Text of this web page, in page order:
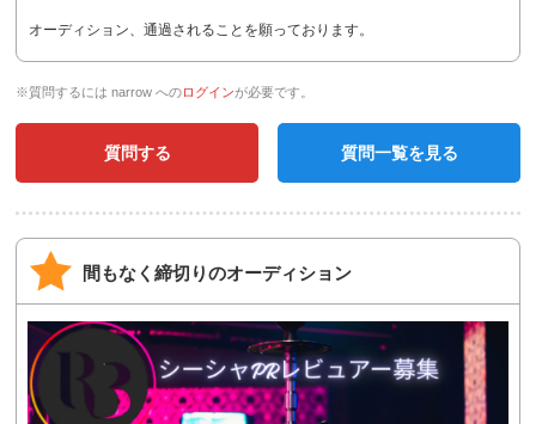
オーディション、通過されることを願っております。
※質問するには narrow へのログインが必要です。
質問する 質問一覧を見る
間もなく締切りのオーディション